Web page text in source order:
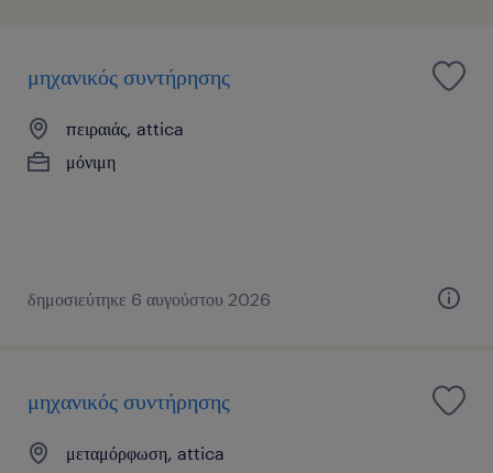
μηχανικός συντήρησης
πειραιάς, attica
μόνιμη
δημοσιεύτηκε 6 αυγούστου 2026
μηχανικός συντήρησης
μεταμόρφωση, attica